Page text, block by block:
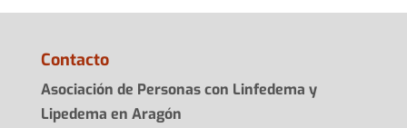
Contacto
Asociación de Personas con Linfedema y
Lipedema en Aragón